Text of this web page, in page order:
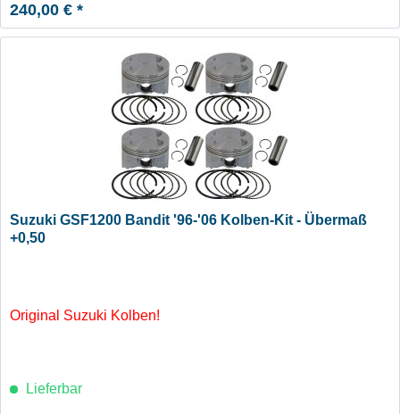
240,00 € *
Suzuki GSF1200 Bandit '96-'06 Kolben-Kit - Übermaß
+0,50
Original Suzuki Kolben!
Lieferbar